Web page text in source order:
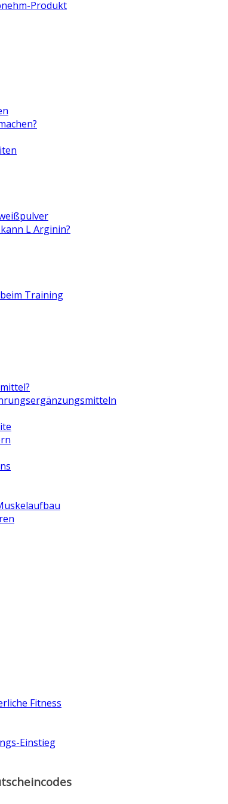
Produkt
L Arginin?
Training
Fitness
Einstieg